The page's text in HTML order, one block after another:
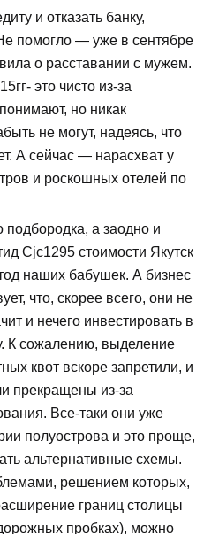
и отказать банку,
помогло — уже в сентябре
о расставании с мужем.
это чисто из-за
но никак
не могут, надеясь, что
А сейчас — нарасхват у
и роскошных отелей по
подбородка, а заодно и
Cjc1295 стоимости Якутск
наших бабушек. А бизнес
что, скорее всего, они не
и нечего инвестировать в
К сожалению, выделение
квот вскоре запретили, и
прекращены из-за
Все-таки они уже
полуострова и это проще,
альтернативные схемы.
решением которых,
границ столицы
пробках), можно